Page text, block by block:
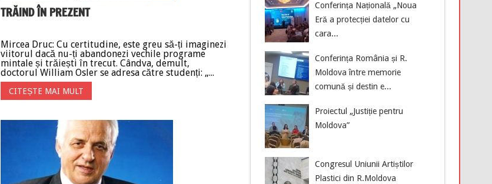
TRĂIND ÎN PREZENT
Mircea Druc: Cu certitudine, este greu să-ți imaginezi
viitorul dacă nu-ți abandonezi vechile programe
mintale și trăiești în trecut. Cândva, demult,
doctorul William Osler se adresa către studenți: „...
CITEȘTE MAI MULT
Conferința Națională „Noua
Eră a protecției datelor cu
cara...
Conferința România și R.
Moldova între memorie
comună și destin e...
Proiectul „Justiție pentru
Moldova”
Congresul Uniunii Artiștilor
Plastici din R.Moldova